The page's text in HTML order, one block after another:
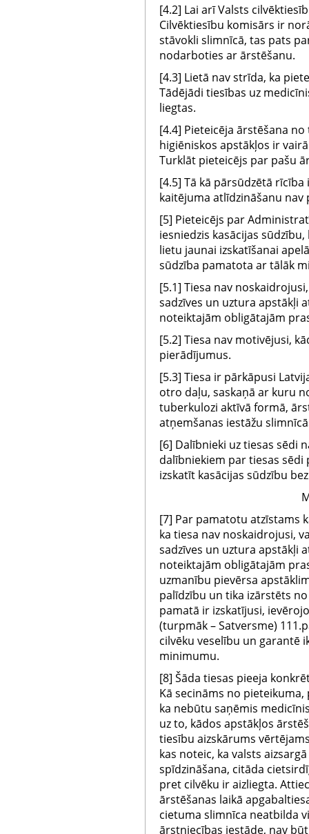
[4.2] Lai arī Valsts
Cilvēktiesību komisārs ir
stāvokli slimnīcā, tas pats
nodarboties ar ārstēšanu.
[4.3] Lietā nav strīda, ka
Tādējādi tiesības uz
liegtas.
[4.4] Pieteicēja ārstēšana
higiēniskos apstākļos ir
Turklāt pieteicējs par pašu
[4.5] Tā kā pārsūdzētā
kaitējuma atlīdzināšanu nav
[5] Pieteicējs par
iesniedzis kasācijas
lietu jaunai izskatīšanai
sūdzība pamatota ar tālāk
[5.1] Tiesa nav
sadzīves un uztura apstākļi
noteiktajām obligātajām
[5.2] Tiesa nav motivējusi,
pierādījumus.
[5.3] Tiesa ir pārkāpusi
otro daļu, saskaņā ar kuru
tuberkulozi aktīvā formā,
atņemšanas iestāžu
[6] Dalībnieki uz tiesas sēdi
dalībniekiem par tiesas sēdi
izskatīt kasācijas sūdzību
[7] Par pamatotu atzīstams
ka tiesa nav noskaidrojusi,
sadzīves un uztura apstākļi
noteiktajām obligātajām
uzmanību pievērsa
palīdzību un tika izārstēts
pamatā ir izskatījusi,
(turpmāk – Satversme)
cilvēku veselību un garantē
minimumu.
[8] Šāda tiesas pieeja
Kā secināms no
ka nebūtu saņēmis
uz to, kādos apstākļos
tiesību aizskārums
kas noteic, ka valsts
spīdzināšana, citāda
pret cilvēku ir aizliegta.
ārstēšanas laikā
cietuma slimnīca neatbilda
ārstniecības iestāde, nav